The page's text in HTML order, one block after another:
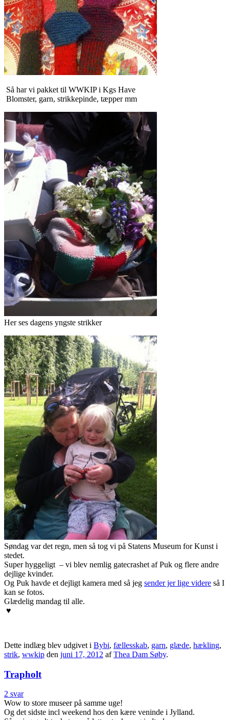
Så har vi pakket til WWKIP i Kgs Have
Blomster, garn, strikkepinde, tæpper mm
Her ses dagens yngste strikker
Søndag var det regn, men så tog vi på Statens Museum for Kunst i
stedet.
Super hyggeligt – vi blev nemlig gatecrashet af Puk og flere andre
dejlige kvinder.
Og Puk havde et dejligt kamera med så jeg sender jer lige videre så I
kan se fotos.
Glædelig mandag til alle.
♥
Dette indlæg blev udgivet i Bybi, fællesskab, garn, glæde, hækling,
strik, wwkip den juni 17, 2012 afThea Dam Søby.
Trapholt
2 svar
Wow to store museer på samme uge!
Og det sidste incl weekend hos den kære veninde i Jylland.